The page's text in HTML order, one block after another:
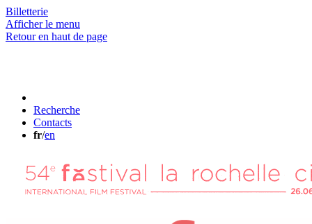
Billetterie
Afficher le menu
Retour en haut de page
Recherche
Contacts
fr/en